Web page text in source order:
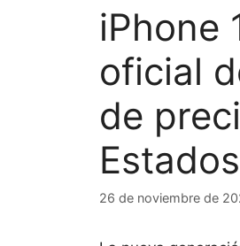
iPhone
oficial
de
26 de noviembre de